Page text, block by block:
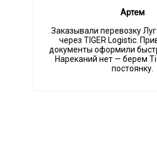
Артем
Заказывали перевозку
через TIGER Logistic.
документы оформили
Нареканий нет — берем
постоянку.